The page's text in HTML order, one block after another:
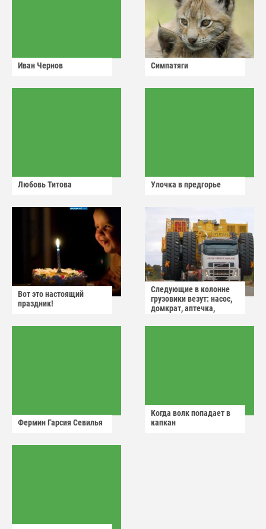
Иван Чернов Симпатяги
Любовь Титова Улочка в предгорье
Вот это настоящий
праздник!
Следующие в колонне
грузовики везут: насос,
домкрат, аптечка,
Фермин Гарсия Севилья
Когда волк попадает в
капкан